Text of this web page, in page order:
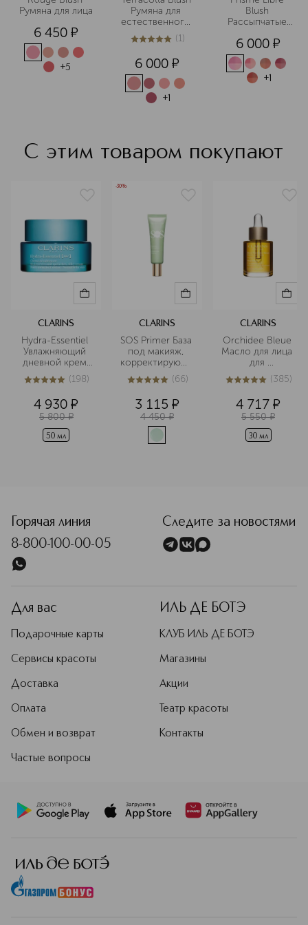
Румяна для лица
6 450 ¤
+5
Румяна для
естественного
сияния кожи
5из 51 (1)
6 000 ¤
+1
Blush
Рассыпчатые
румяна для
6 000 ¤
+1
С этим товаром покупают
CLARINS
Hydra-Essentiel
Увлажняющий
дневной крем
для нормальной
и сухой кожи
5из 5198 (198)
4 930 ¤
5 800 ¤
50 мл
-30%
CLARINS
SOS Primer База
под макияж,
корректирующая
покраснения
4.9из566 (66)
3 115 ¤
4 450 ¤
CLARINS
Orchidee Bleue
Масло для лица
для
обезвоженной
кожи
5из 5385 (385)
4 717 ¤
5 550 ¤
30 мл
Горячая линия
8-800-100-00-05
Следите за новостями
Для вас
Подарочные карты
Сервисы красоты
Доставка
Оплата
Обмен и возврат
Частые вопросы
ИЛЬ ДЕ БОТЭ
КЛУБ ИЛЬ ДЕ БОТЭ
Магазины
Акции
Театр красоты
Контакты